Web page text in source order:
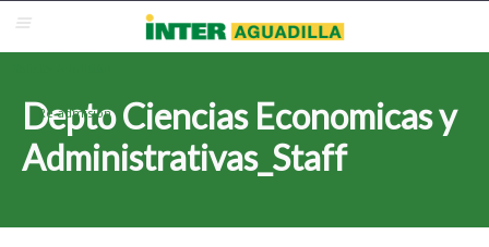
Correo Electrónico
Re-admisión
Depto Ciencias Economicas y
Administrativas_Staff